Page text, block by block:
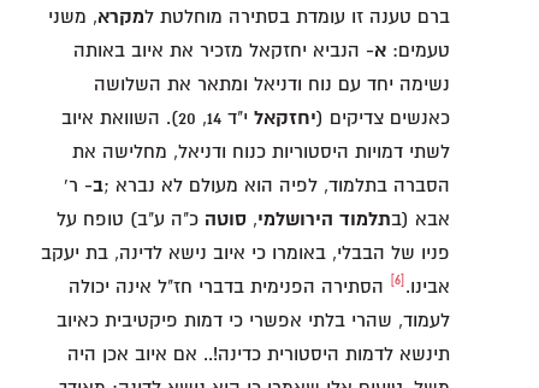
ברם טענה זו עומדת בסתירה מוחלטת למקרא, משני
טעמים: א- הנביא יחזקאל מזכיר את איוב באותה
נשימה יחד עם נוח ודניאל ומתאר את השלושה
כאנשים צדיקים (יחזקאל
י"ד 14, 20). השוואת איוב
לשתי דמויות היסטוריות כנוח ודניאל, מחלישה את
הסברה בתלמוד, לפיה הוא מעולם לא נברא ;ב- ר'
אבא (בתלמוד הירושלמי, סוטה כ"ה ע"ב) טופח על
פניו של הבבלי, באומרו כי איוב נישא לדינה, בת יעקב
אבינו. [6]
הסתירה הפנימית בדברי חז"ל אינה יכולה
לעמוד, שהרי בלתי אפשרי כי דמות פיקטיבית כאיוב
תינשא לדמות היסטורית כדינה!.. אם איוב אכן היה